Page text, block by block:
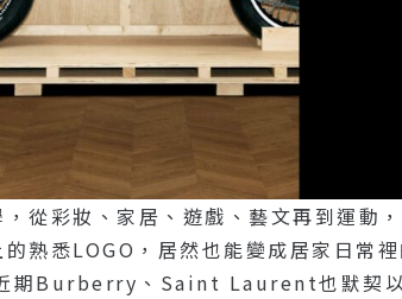
從彩妝、家居、遊戲、藝文再到運動
熟悉LOGO，居然也能變成居家日常
Burberry、Saint Laurent也默契以